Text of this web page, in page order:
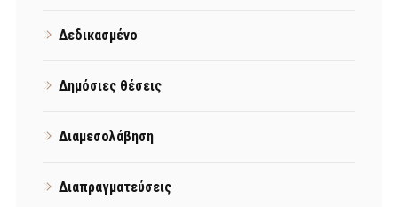
Δεδικασμένο
Δημόσιες θέσεις
Διαμεσολάβηση
Διαπραγματεύσεις